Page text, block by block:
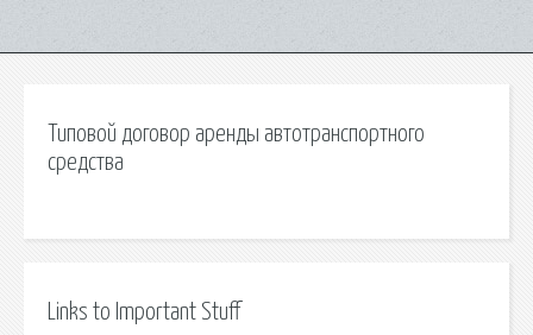
Типовой договор аренды автотранспортного
средства
Links to Important Stuff